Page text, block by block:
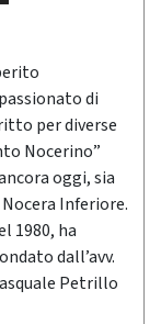
di
per diverse
Nocerino”
oggi, sia
Inferiore.
1980, ha
dall’avv.
Petrillo